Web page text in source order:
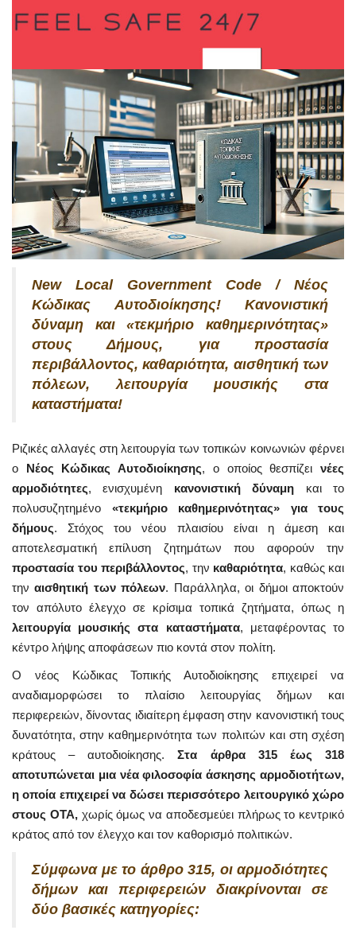
New Local Government Code / Νέος
Κώδικας Αυτοδιοίκησης! Κανονιστική
δύναμη και «τεκμήριο καθημερινότητας»
στους Δήμους, για προστασία
περιβάλλοντος, καθαριότητα, αισθητική των
πόλεων, λειτουργία μουσικής στα
καταστήματα!
Ριζικές αλλαγές στη λειτουργία των τοπικών κοινωνιών φέρνει
ο Νέος Κώδικας Αυτοδιοίκησης, ο οποίος θεσπίζεινέες
αρμοδιότητες, ενισχυμένη κανονιστική δύναμη και το
πολυσυζητημένο «τεκμήριο καθημερινότητας» για τους
δήμους. Στόχος του νέου πλαισίου είναι η άμεση και
αποτελεσματική επίλυση ζητημάτων που αφορούν την
προστασία του περιβάλλοντος, την καθαριότητα, καθώς και
τηναισθητική των πόλεων. Παράλληλα, οι δήμοι αποκτούν
τον απόλυτο έλεγχο σε κρίσιμα τοπικά ζητήματα, όπως η
λειτουργία μουσικής στα καταστήματα, μεταφέροντας το
κέντρο λήψης αποφάσεων πιο κοντά στον πολίτη.
Ο νέος Κώδικας Τοπικής Αυτοδιοίκησης επιχειρεί να
αναδιαμορφώσει το πλαίσιο λειτουργίας δήμων και
περιφερειών, δίνοντας ιδιαίτερη έμφαση στην κανονιστική τους
δυνατότητα, στην καθημερινότητα των πολιτών και στη σχέση
κράτους – αυτοδιοίκησης.Στα άρθρα 315 έως 318
αποτυπώνεται μια νέα φιλοσοφία άσκησης αρμοδιοτήτων,
η οποία επιχειρεί να δώσει περισσότερο λειτουργικό χώρο
στους ΟΤΑ, χωρίς όμως να αποδεσμεύει πλήρως το κεντρικό
κράτος από τον έλεγχο και τον καθορισμό πολιτικών.
Σύμφωνα με το άρθρο 315, οι αρμοδιότητες
δήμων και περιφερειών διακρίνονται σε
δύο βασικές κατηγορίες: